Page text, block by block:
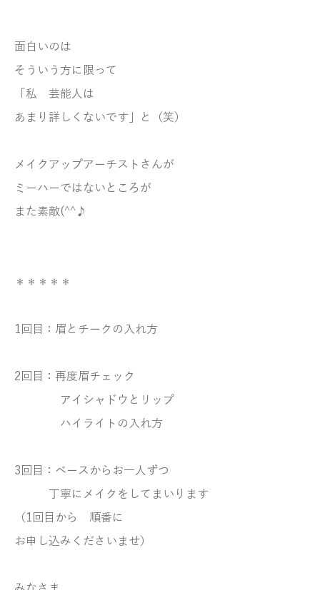
面白いのは
そういう方に限って
「私 芸能人は
あまり詳しくないです」と（笑）
メイクアップアーチストさんが
ミーハーではないところが
また素敵(^^♪
＊＊＊＊＊
1回目：眉とチークの入れ方
2回目：再度眉チェック
アイシャドウとリップ
ハイライトの入れ方
3回目：ベースからお一人ずつ
丁寧にメイクをしてまいります
（1回目から 順番に
お申し込みくださいませ）